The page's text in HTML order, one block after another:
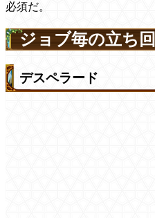
必須だ。
ジョブ毎の立ち
デスペラード